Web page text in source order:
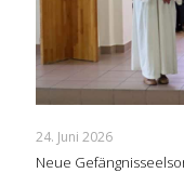
24. Juni 2026
Neue